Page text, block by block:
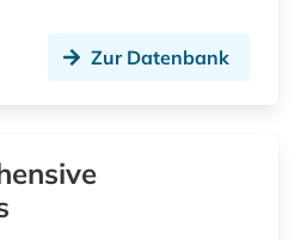
Zur Datenbank